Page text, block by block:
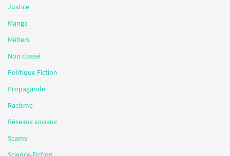
Justice
Manga
Métiers
Non classé
Politique Fiction
Propagande
Racisme
Réseaux sociaux
Scams